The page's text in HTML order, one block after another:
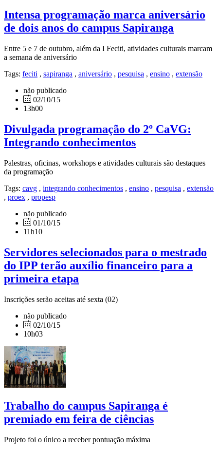
Intensa programação marca aniversário
de dois anos do campus Sapiranga
Entre 5 e 7 de outubro, além da I Feciti, atividades culturais marcam
a semana de aniversário
Tags: feciti , sapiranga , aniversário , pesquisa , ensino , extensão
não publicado
02/10/15
13h00
Divulgada programação do 2º CaVG:
Integrando conhecimentos
Palestras, oficinas, workshops e atividades culturais são destaques
da programação
Tags: cavg , integrando conhecimentos , ensino , pesquisa , extensão
, proex , propesp
não publicado
01/10/15
11h10
Servidores selecionados para o mestrado
do IPP terão auxílio financeiro para a
primeira etapa
Inscrições serão aceitas até sexta (02)
não publicado
02/10/15
10h03
Trabalho do campus Sapiranga é
premiado em feira de ciências
Projeto foi o único a receber pontuação máxima